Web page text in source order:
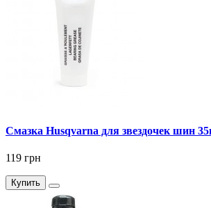
Смазка Husqvarna для звездочек шин
119 грн
Купить